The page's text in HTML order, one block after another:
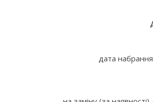
дата